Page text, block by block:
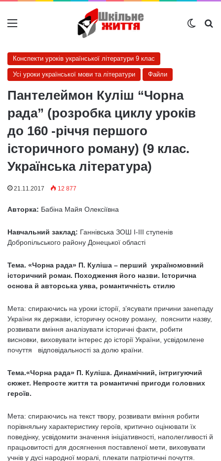
Меню
Конспекти уроків української літератури 9 клас
Усі уроки української мови та літератури Файли
Пантелеймон Куліш “Чорна
рада” (розробка циклу уроків
до 160 -річчя першого
історичного роману) (9 клас.
Українська література)
21.11.2017 12 877
Авторка: Бабіна Майя Олексіївна
Навчальний заклад: Ганнівська ЗОШ І-ІІІ ступенів
Добропільського району Донецької області
Тема. «Чорна рада» П. Куліша – перший україномовний
історичний роман. Походження його назви. Історична
основа й авторська уява, романтичність стилю
Мета: спираючись на уроки історії, з’ясувати причини занепаду
України як держави, історичну основу роману, пояснити назву,
розвивати вміння аналізувати історичні факти, робити
висновки, виховувати інтерес до історії України, усвідомлене
почуття відповідальності за долю країни.
Тема.«Чорна рада» П. Куліша. Динамічний, інтригуючий
сюжет. Непросте життя та романтичні пригоди головних
героїв.
Мета: спираючись на текст твору, розвивати вміння робити
порівняльну характеристику героїв, критично оцінювати їх
поведінку, усвідомити значення ініціативності, наполегливості й
працьовитості для досягнення поставленої мети, виховувати
учнів у дусі народної моралі, плекати патріотичні почуття.